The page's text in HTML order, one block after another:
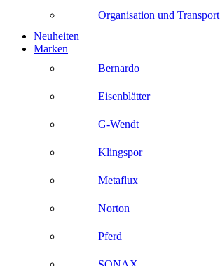
Organisation und Transport
Neuheiten
Marken
Bernardo
Eisenblätter
G-Wendt
Klingspor
Metaflux
Norton
Pferd